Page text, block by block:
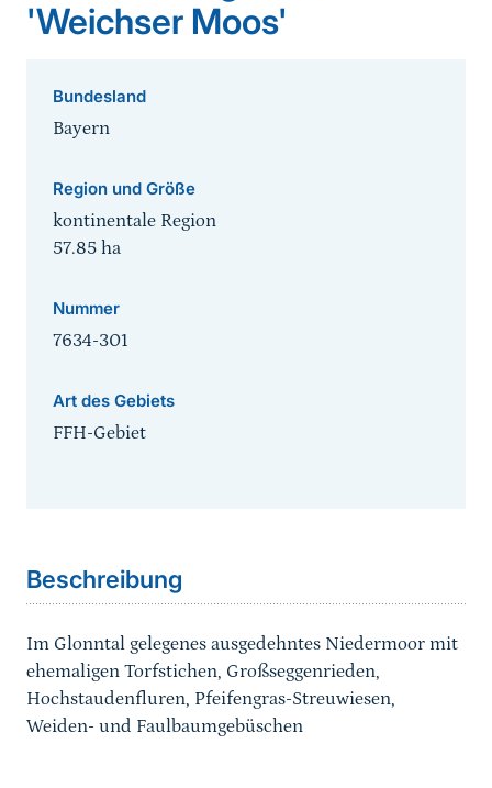
'Weichser Moos'
Bundesland
Bayern
Region und Größe
kontinentale Region
57.85 ha
Nummer
7634-301
Art des Gebiets
FFH-Gebiet
Beschreibung
Im Glonntal gelegenes ausgedehntes Niedermoor mit
ehemaligen Torfstichen, Großseggenrieden,
Hochstaudenfluren, Pfeifengras-Streuwiesen,
Weiden- und Faulbaumgebüschen